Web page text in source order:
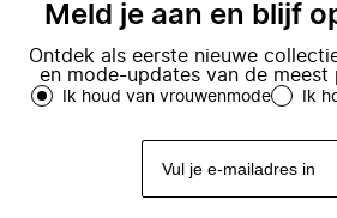
Meld je aan en blijf
Ontdek als eerste nieuwe
en mode-updates van de meest
Ik houd van vrouwenmode Ik